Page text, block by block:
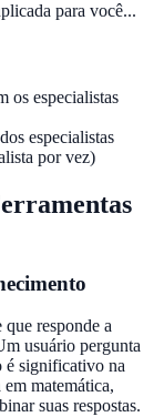
para você...
os especialistas
especialistas
por vez)
responde a
usuário pergunta
é significativo na
matemática,
suas respostas.